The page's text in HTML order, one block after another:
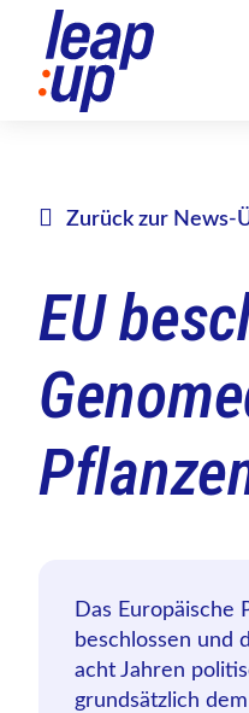
Zurück zur News-
EU
Das Europäische
beschlossen und
acht Jahren
grundsätzlich